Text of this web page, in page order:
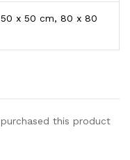
x 50 cm, 80 x 80
this product